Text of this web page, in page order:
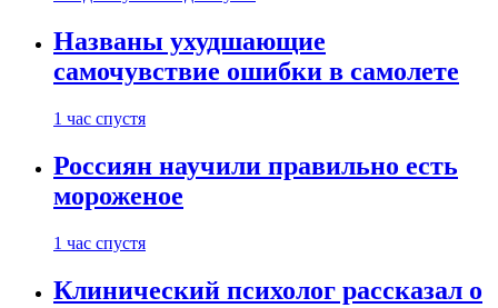
Названы ухудшающие
самочувствие ошибки в самолете
1 час спустя
Россиян научили правильно есть
мороженое
1 час спустя
Клинический психолог рассказал о